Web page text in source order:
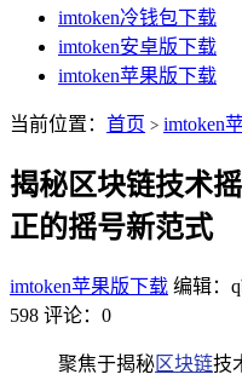
imtoken冷钱包下载
imtoken安卓版下载
imtoken苹果版下载
当前位置： 首页 > imtoken
揭秘区块链技术
正的摇号新范式
imtoken苹果版下载 编辑：
598 评论：0
聚焦于揭秘区块链技